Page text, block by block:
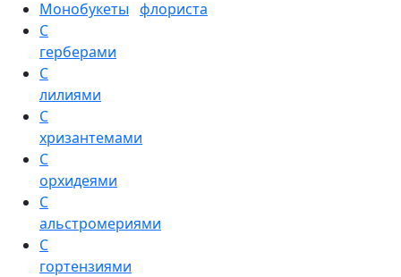
Монобукеты
С
герберами
С
лилиями
С
хризантемами
С
орхидеями
С
альстромериями
С
гортензиями
флориста